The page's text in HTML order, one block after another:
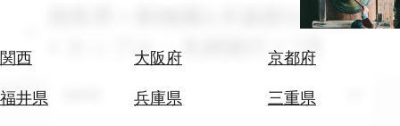
関西 大阪府
京都府
福井県
兵庫県
三重県
券
徳島県 × 動物園&水族館&植物園
× カップル・夫婦旅行 × 7月
エリア